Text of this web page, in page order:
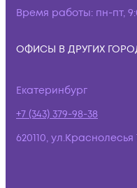
Время работы: пн-пт,
ОФИСЫ В ДРУГИХ
Екатеринбург
+7 (343) 379-98-38
620110,